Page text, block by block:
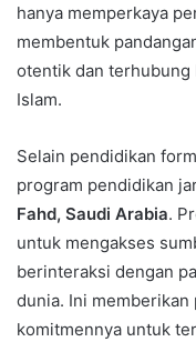
hanya memperkaya
membentuk
otentik dan terhubung
Islam.
Selain pendidikan
program pendidikan
Fahd, Saudi Arabia.
untuk mengakses
berinteraksi dengan
dunia. Ini
komitmennya untuk